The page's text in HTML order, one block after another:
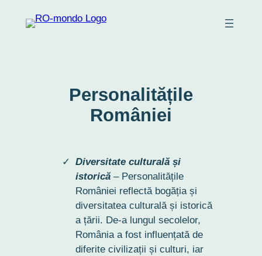
Personalitățile
României
Diversitate culturală și
istorică– Personalitățile
României reflectă bogăția și
diversitatea culturală și istorică
a țării. De-a lungul secolelor,
România a fost influențată de
diferite civilizații și culturi, iar